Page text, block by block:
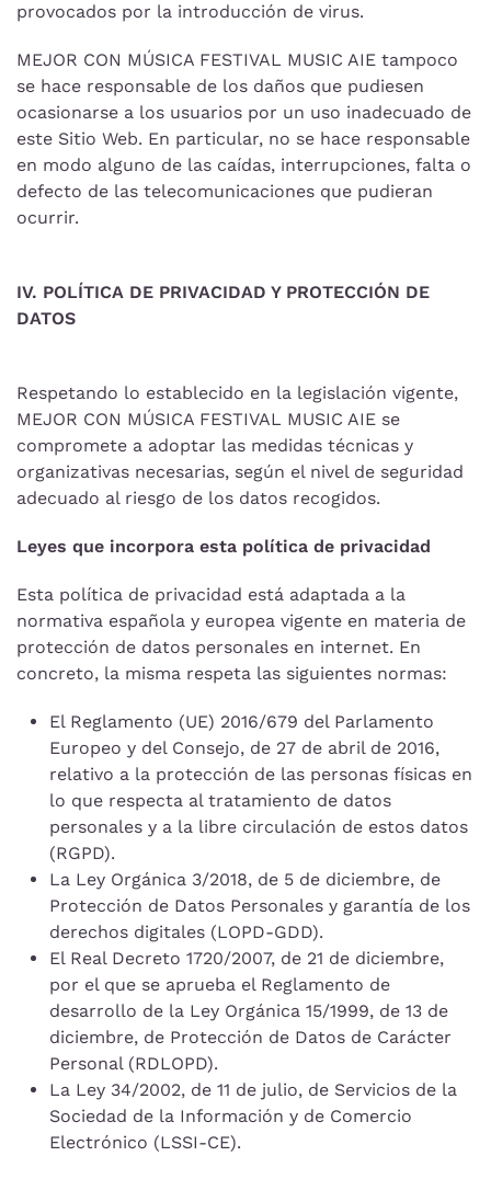
provocados por la introducción de virus.
MEJOR CON MÚSICA FESTIVAL MUSIC AIE tampoco
se hace responsable de los daños que pudiesen
ocasionarse a los usuarios por un uso inadecuado de
este Sitio Web. En particular, no se hace responsable
en modo alguno de las caídas, interrupciones, falta o
defecto de las telecomunicaciones que pudieran
ocurrir.
IV. POLÍTICA DE PRIVACIDAD Y PROTECCIÓN DE
DATOS
Respetando lo establecido en la legislación vigente,
MEJOR CON MÚSICA FESTIVAL MUSIC AIE se
compromete a adoptar las medidas técnicas y
organizativas necesarias, según el nivel de seguridad
adecuado al riesgo de los datos recogidos.
Leyes que incorpora esta política de privacidad
Esta política de privacidad está adaptada a la
normativa española y europea vigente en materia de
protección de datos personales en internet. En
concreto, la misma respeta las siguientes normas:
El Reglamento (UE) 2016/679 del Parlamento
Europeo y del Consejo, de 27 de abril de 2016,
relativo a la protección de las personas físicas en
lo que respecta al tratamiento de datos
personales y a la libre circulación de estos datos
(RGPD).
La Ley Orgánica 3/2018, de 5 de diciembre, de
Protección de Datos Personales y garantía de los
derechos digitales (LOPD-GDD).
El Real Decreto 1720/2007, de 21 de diciembre,
por el que se aprueba el Reglamento de
desarrollo de la Ley Orgánica 15/1999, de 13 de
diciembre, de Protección de Datos de Carácter
Personal (RDLOPD).
La Ley 34/2002, de 11 de julio, de Servicios de la
Sociedad de la Información y de Comercio
Electrónico (LSSI-CE).